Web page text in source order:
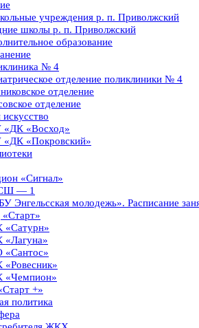
учреждения р. п. Приволжский
школы р. п. Приволжский
образование
№ 4
отделение поликлиники № 4
отделение
отделение
«Восход»
«Покровский»
«Сигнал»
— 1
Энгельсская молодежь». Расписание
+»
политика